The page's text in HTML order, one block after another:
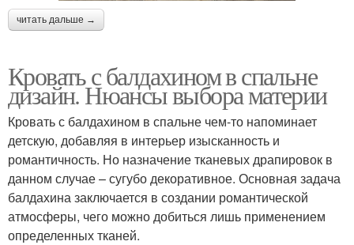
читать дальше →
Кровать с балдахином в спальне
дизайн. Нюансы выбора материи
Кровать с балдахином в спальне чем-то напоминает
детскую, добавляя в интерьер изысканность и
романтичность. Но назначение тканевых драпировок в
данном случае – сугубо декоративное. Основная задача
балдахина заключается в создании романтической
атмосферы, чего можно добиться лишь применением
определенных тканей.